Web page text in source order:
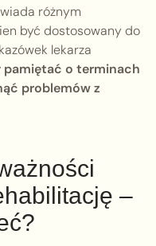
różnym
być dostosowany do
lekarza
pamiętać o terminach
problemów z
–